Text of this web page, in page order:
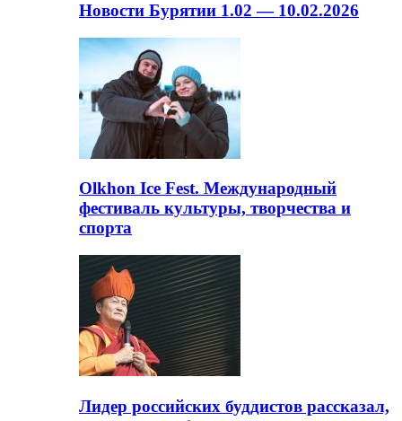
Новости Бурятии 1.02 — 10.02.2026
Olkhon Ice Fest. Международный
фестиваль культуры, творчества и
спорта
Лидер российских буддистов рассказал,